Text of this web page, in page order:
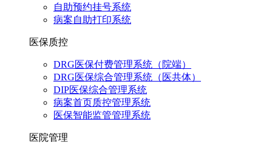
自助预约挂号系统
病案自助打印系统
医保质控
DRG医保付费管理系统（院端）
DRG医保综合管理系统（医共体）
DIP医保综合管理系统
病案首页质控管理系统
医保智能监管管理系统
医院管理